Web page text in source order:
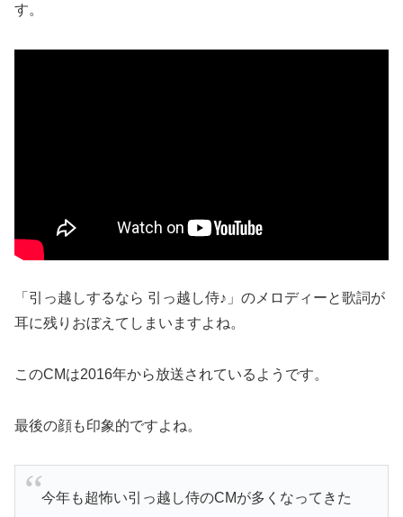
す。
「引っ越しするなら 引っ越し侍♪」のメロディーと歌詞が
耳に残りおぼえてしまいますよね。
このCMは2016年から放送されているようです。
最後の顔も印象的ですよね。
今年も超怖い引っ越し侍のCMが多くなってきた